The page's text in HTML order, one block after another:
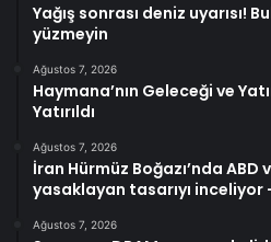
Yağış sonrası deniz uyarısı!
yüzmeyin
Ağustos 7, 2026
Haymana’nın Geleceği ve
Yatırıldı
Ağustos 7, 2026
İran Hürmüz Boğazı’nda
yasaklayan tasarıyı inceliyor
Ağustos 7, 2026